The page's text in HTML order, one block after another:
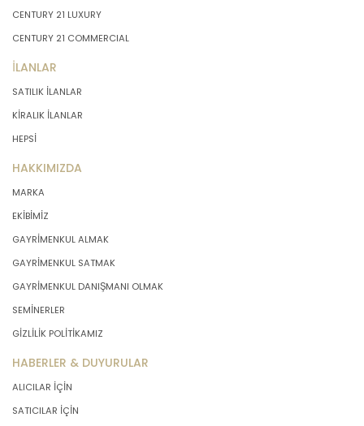
CENTURY 21 LUXURY
CENTURY 21 COMMERCIAL
İLANLAR
SATILIK İLANLAR
KİRALIK İLANLAR
HEPSİ
HAKKIMIZDA
MARKA
EKİBİMİZ
GAYRİMENKUL ALMAK
GAYRİMENKUL SATMAK
GAYRİMENKUL DANIŞMANI OLMAK
SEMİNERLER
GİZLİLİK POLİTİKAMIZ
HABERLER & DUYURULAR
ALICILAR İÇİN
SATICILAR İÇİN